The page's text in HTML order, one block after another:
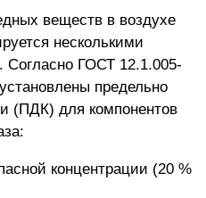
веществ в воздухе
несколькими
ГОСТ 12.1.005-
предельно
(ПДК) для компонентов
концентрации (20 %